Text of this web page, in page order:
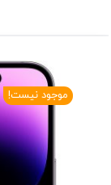
موجود نیست!